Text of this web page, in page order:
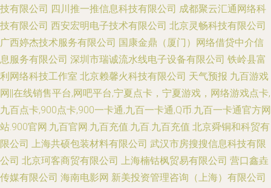
技有限公司 四川推一推信息科技有限公司 成都聚云汇通网络科
技有限公司 西安宏明电子技术有限公司 北京灵畅科技有限公司
广西婷杰技术服务有限公司 国康金鼎（厦门）网络借贷中介信
息服务有限公司 深圳市瑞诚流水线电子设备有限公司 铁岭县富
利网络科技工作室 北京赖馨火科技有限公司 天气预报 九百游戏
网||在线销售平台,网吧平台,宁夏点卡，宁夏游戏，网络游戏点卡,
九百点卡,900点卡,900一卡通,九百一卡通,Q币.九百一卡通官方网
站.900官网.九百官网.九百充值.九百.九百充值 北京舜铜和科贸有
限公司 上海共硕包装材料有限公司 武汉市房搜搜信息科技有限
公司 北京珂客商贸有限公司 上海楠钴枫贸易有限公司 营口鑫垚
传媒有限公司 海南电影网 新美投资管理咨询（上海）有限公司